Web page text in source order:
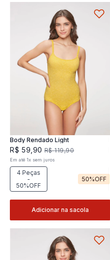
Body Rendado Light
R$ 59 90 R$ 119,90
Em até1x sem juros
4 Peças
-
50%OFF
50%OFF
Adicionar na sacola